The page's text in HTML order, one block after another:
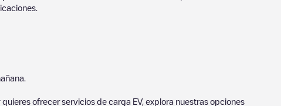
ofrecer servicios de carga EV, explora nuestras opciones